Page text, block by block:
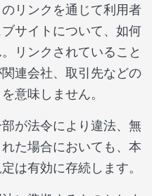
リンクを通じて利用者
サイトについて、如何
リンクされていること
連会社、取引先などの
意味しません。
が法令により違法、無
た場合においても、本
は有効に存続します。